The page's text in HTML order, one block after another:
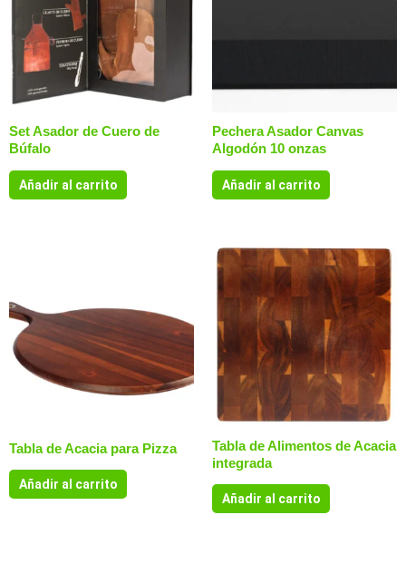
Set Asador de Cuero de
Búfalo
Añadir al carrito
Pechera Asador Canvas
Algodón 10 onzas
Añadir al carrito
Tabla de Acacia para Pizza
Añadir al carrito
Tabla de Alimentos de Acacia
integrada
Añadir al carrito